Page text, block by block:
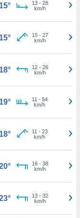
15° 13- 28
km/h
15° 15- 27
km/h
18° 12- 26
km/h
19° 11 - 54
km/h
18° 11 - 23
km/h
16- 38
km/h
13- 32
km/h